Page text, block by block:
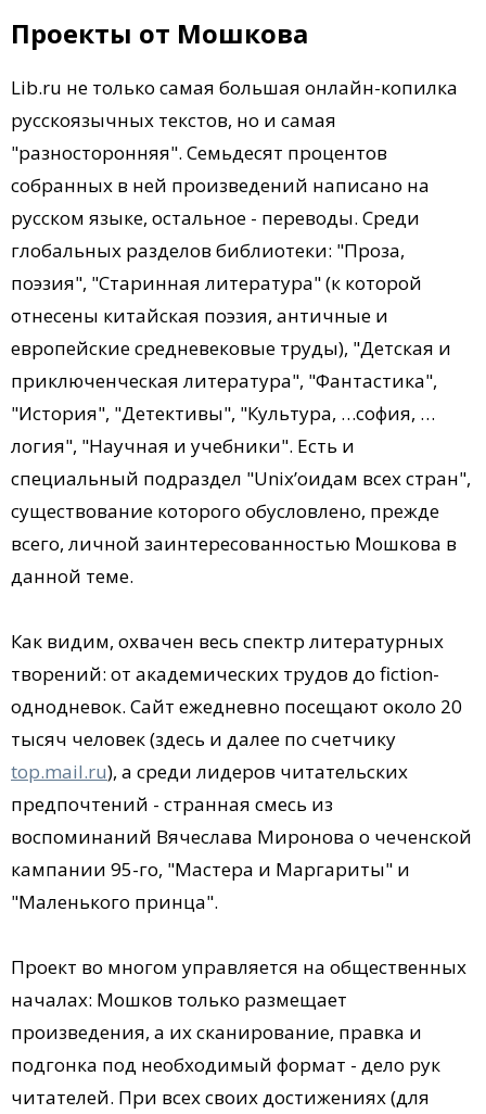
Проекты от Мошкова
Lib.ru не только самая большая онлайн-копилка
русскоязычных текстов, но и самая
"разносторонняя". Семьдесят процентов
собранных в ней произведений написано на
русском языке, остальное - переводы. Среди
глобальных разделов библиотеки: "Проза,
поэзия", "Старинная литература" (к которой
отнесены китайская поэзия, античные и
европейские средневековые труды), "Детская и
приключенческая литература", "Фантастика",
"История", "Детективы", "Культура, …софия, …
логия", "Научная и учебники". Есть и
специальный подраздел "Unix’оидам всех стран",
существование которого обусловлено, прежде
всего, личной заинтересованностью Мошкова в
данной теме.
Как видим, охвачен весь спектр литературных
творений: от академических трудов до fiction-
однодневок. Сайт ежедневно посещают около 20
тысяч человек (здесь и далее по счетчику
top.mail.ru), а среди лидеров читательских
предпочтений - странная смесь из
воспоминаний Вячеслава Миронова о чеченской
кампании 95-го, "Мастера и Маргариты" и
"Маленького принца".
Проект во многом управляется на общественных
началах: Мошков только размещает
произведения, а их сканирование, правка и
подгонка под необходимый формат - дело рук
читателей. При всех своих достижениях (для